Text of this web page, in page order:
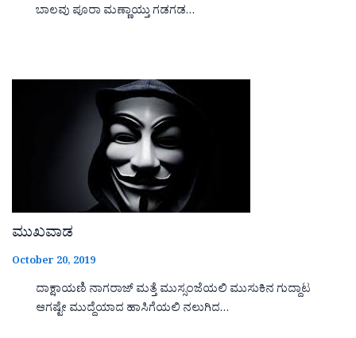
ಬಾಲವು ಪೂರಾ ಮಣ್ಣಾಯ್ತು ಗಡಗಡ…
ಮುಖವಾಡ
October 20, 2019
ದಾಕ್ಷಾಯಣಿ ನಾಗರಾಜ್ ಮತ್ತೆ ಮುಸ್ಸಂಜೆಯಲಿ ಮುಸುಕಿನ ಗುದ್ದಾಟ
ಆಗಷ್ಟೇ ಮುದ್ದೆಯಾದ ಹಾಸಿಗೆಯಲಿ ನಲುಗಿದ…